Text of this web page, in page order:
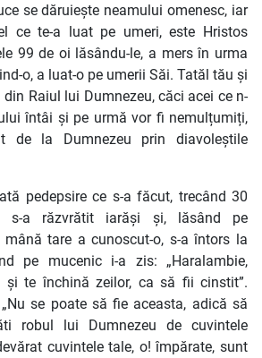
se dăruiește neamului omenesc, iar
ce te-a luat pe umeri, este Hristos
99 de oi lăsându-le, a mers în urma
o, a luat-o pe umerii Săi. Tatăl tău și
Raiul lui Dumnezeu, căci acei ce n-
întâi și pe urmă vor fi nemulțumiți,
de la Dumnezeu prin diavoleștile
pedepsire ce s-a făcut, trecând 30
s-a răzvrătit iarăși și, lăsând pe
mână tare a cunoscut-o, s-a întors la
pe mucenic i-a zis: „Haralambie,
și te închină zeilor, ca să fii cinstit”.
se poate să fie aceasta, adică să
robul lui Dumnezeu de cuvintele
cuvintele tale, o! împărate, sunt